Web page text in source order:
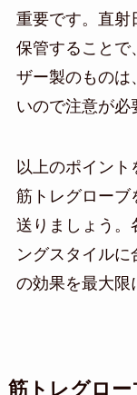
重要です。直射
保管することで
ザー製のものは
いので注意が必
以上のポイント
筋トレグローブ
送りましょう。
ングスタイル
の効果を最大限
筋トレグロ